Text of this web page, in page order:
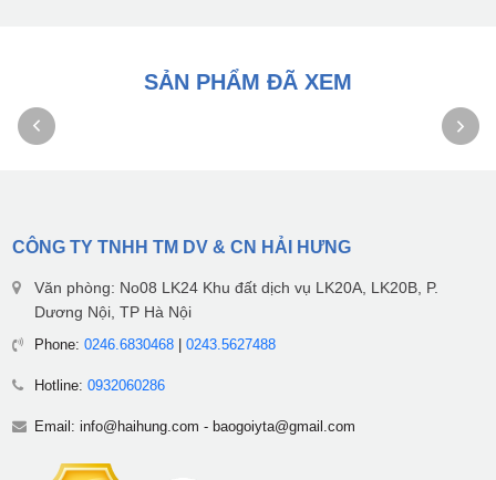
SẢN PHẨM ĐÃ XEM
CÔNG TY TNHH TM DV & CN HẢI HƯNG
Văn phòng: No08 LK24 Khu đất dịch vụ LK20A, LK20B, P.
Dương Nội, TP Hà Nội
Phone: 0246.6830468| 0243.5627488
Hotline: 0932060286
Email: info@haihung.com - baogoiyta@gmail.com